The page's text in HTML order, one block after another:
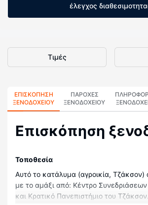
έλεγχος
Τιμές
ΕΠΙΣΚΌΠΗΣΗ
ΞΕΝΟΔΟΧΕΊΟΥ
ΠΑΡΟΧΕΣ
ΞΕΝΟΔΟΧΕΙΟΥ
Επισκόπηση
Τοποθεσία
Αυτό το κατάλυμα (αγροικία, Τζάκσον)
με το αμάξι από: Κέντρο
και Κρατικό Πανεπιστήμιο του